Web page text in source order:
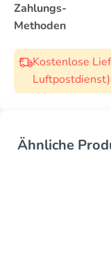
Zahlungs-
Methoden
Kostenlose
Ähnliche